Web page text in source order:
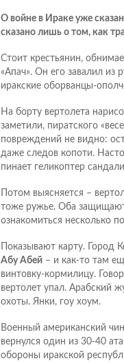
О войне в Ираке уже
сказано лишь о том, как
Стоит крестьянин,
«Апач». Он его завалил
иракские оборванцы-
На борту вертолета
заметили, пиратского
повреждений не видно:
даже следов копоти.
пинает геликоптер
Потом выясняется –
тоже ружье. Оба
ознакомиться несколько
Показывают карту. Город
Абу Абей– и как-то там
винтовку-кормилицу.
вертолет упал. Арабский
охоты. Янки, гоу хоум.
Военный американский
вернулся один из 30-40
обороны иракской